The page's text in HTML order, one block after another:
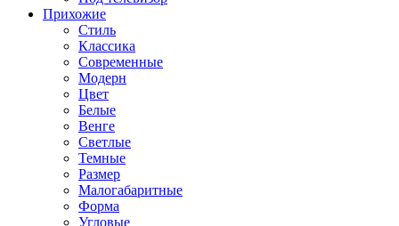
Прихожие
Стиль
Классика
Современные
Модерн
Цвет
Белые
Венге
Светлые
Темные
Размер
Малогабаритные
Форма
Угловые